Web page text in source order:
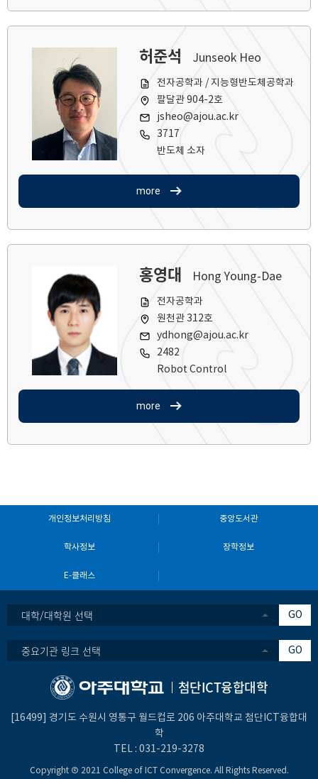
허준석 Junseok Heo
전자공학과 / 지능형반도체공학과
팔달관 904-2호
jsheo@ajou.ac.kr
3717
반도체 소자
more
홍영대 Hong Young-Dae
전자공학과
원천관 312호
ydhong@ajou.ac.kr
2482
Robot Control
more
개인정보처리방침 중앙도서관
학사정보 장학정보
E-클래스
대학/대학원 선택 GO
중요기관 링크 선택 GO
첨단ICT융합대학
[16499] 경기도 수원시 영통구 월드컵로 206 아주대학교 첨단ICT융합대
학
TEL : 031-219-3278
Copyright Ⓒ 2021 College of ICT Convergence. All Rights Reserved.